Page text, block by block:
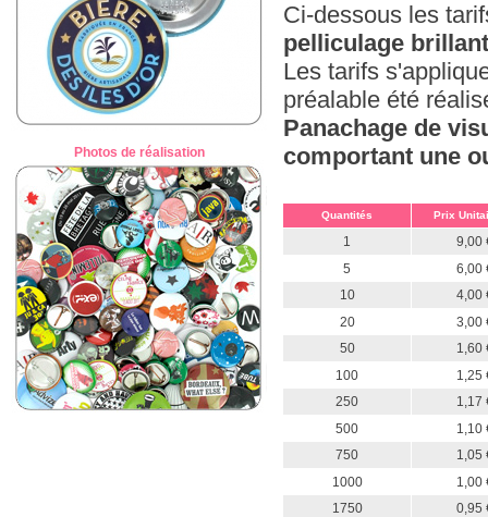
Photos de réalisation
Ci-dessous les
pelliculage brillant
Les tarifs
préalable été
Panachage de
comportant une
Quantités Prix
1
9,00
5
6,00
10
4,00
20
3,00
50
1,60
100
1,25
250
1,17
500
1,10
750
1,05
1000
1,00
1750
0,95